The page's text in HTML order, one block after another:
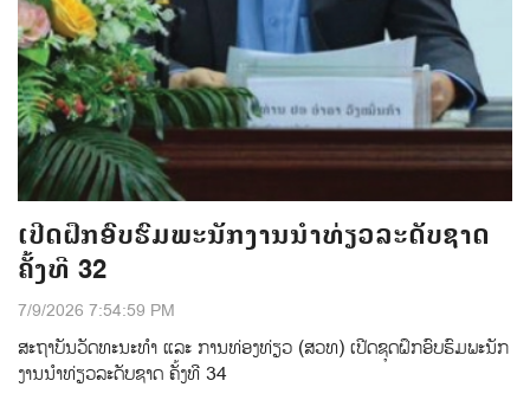
ເປີດຝຶກອົບຮົມພະນັກງານນຳທ່ຽວລະດັບຊາດ
ຄັ້ງທີ 32
7/9/2026 7:54:59 PM
ສະຖາບັນວັດທະນະທຳ ແລະ ການທ່ອງທ່ຽວ (ສວທ) ເປີດຊຸດຝຶກອົບຮົມພະນັກ
ງານນໍາທ່ຽວລະດັບຊາດ ຄັ້ງທີ 34